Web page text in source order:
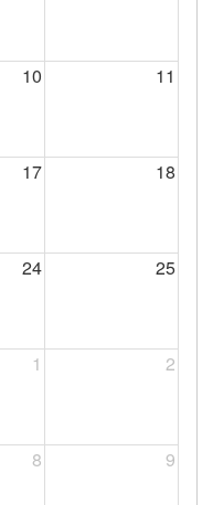
10 11
17 18
24 25
1 2
8 9